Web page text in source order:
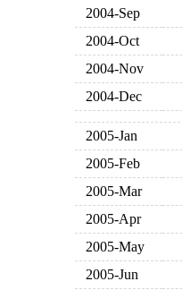
2004-Sep
2004-Oct
2004-Nov
2004-Dec
2005-Jan
2005-Feb
2005-Mar
2005-Apr
2005-May
2005-Jun